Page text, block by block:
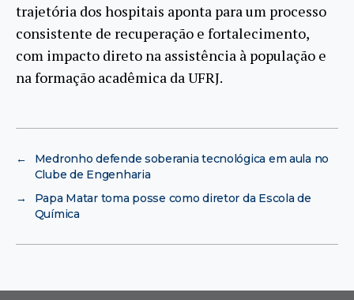
trajetória dos hospitais aponta para um processo
consistente de recuperação e fortalecimento,
com impacto direto na assistência à população e
na formação acadêmica da UFRJ.
←
Medronho defende soberania tecnológica em aula no
Clube de Engenharia
→
Papa Matar toma posse como diretor da Escola de
Química